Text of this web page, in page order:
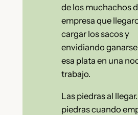
de los muchachos
empresa que
cargar los sacos y
envidiando
esa plata en una
trabajo.
Las piedras al
piedras cuando